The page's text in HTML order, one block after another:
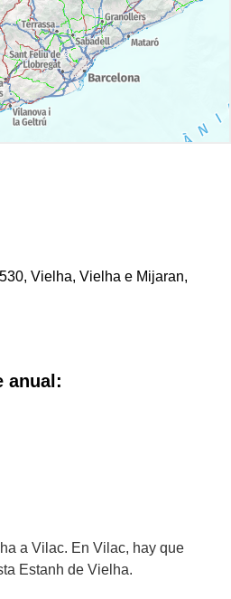
Vielha, Vielha e Mijaran,
anual:
a Vilac. En Vilac, hay que
Estanh de Vielha.